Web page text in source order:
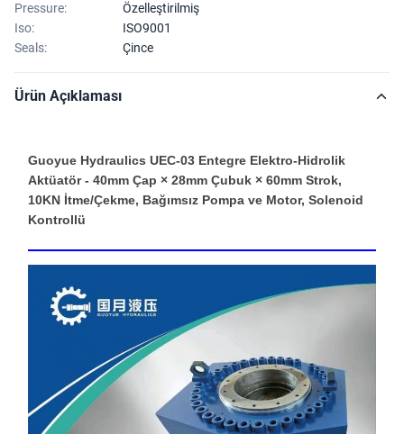
Pressure:
Özelleştirilmiş
Iso:
ISO9001
Seals:
Çince
Ürün Açıklaması
Guoyue Hydraulics UEC-03 Entegre Elektro-Hidrolik
Aktüatör - 40mm Çap × 28mm Çubuk × 60mm Strok,
10KN İtme/Çekme, Bağımsız Pompa ve Motor, Solenoid
Kontrollü